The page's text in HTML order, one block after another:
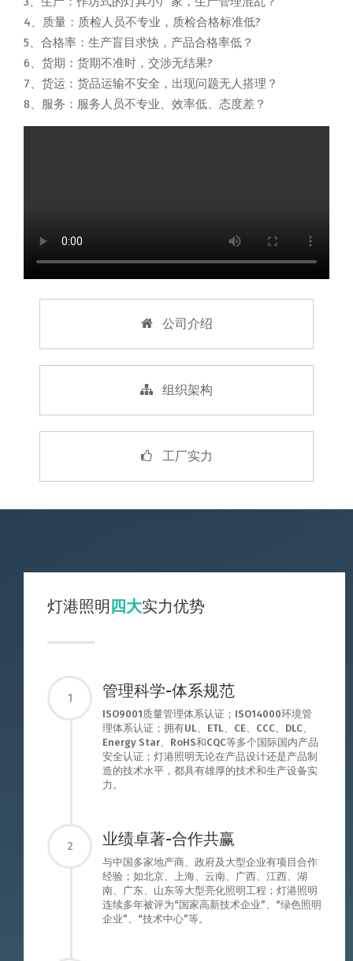
4、质量：质检人员不专业，质检合格标准低?
5、合格率：生产盲目求快，产品合格率低？
6、货期：货期不准时，交涉无结果?
7、货运：货品运输不安全，出现问题无人搭理？
8、服务：服务人员不专业、效率低、态度差？
公司介绍
组织架构
工厂实力
灯港照明四大实力优势
1 管理科学-体系规范
ISO9001质量管理体系认证；ISO14000环境管
理体系认证；拥有UL、ETL、CE、CCC、DLC、
Energy Star、RoHS和CQC等多个国际国内产品
安全认证；灯港照明无论在产品设计还是产品制
造的技术水平，都具有雄厚的技术和生产设备实
力。
2 业绩卓著-合作共赢
与中国多家地产商、政府及大型企业有项目合作
经验；如北京、上海、云南、广西、江西、湖
南、广东、山东等大型亮化照明工程；灯港照明
连续多年被评为“国家高新技术企业”、“绿色照明
企业”、“技术中心”等。